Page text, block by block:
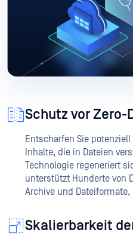
Schutz vor Zero-
Entschärfen Sie
Inhalte, die in Dateien
Technologie regeneriert
unterstützt Hunderte von
Archive und
Skalierbarkeit